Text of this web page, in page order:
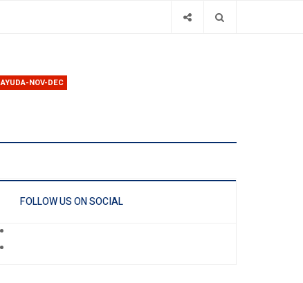
AYUDA-NOV-DEC
FOLLOW US ON SOCIAL